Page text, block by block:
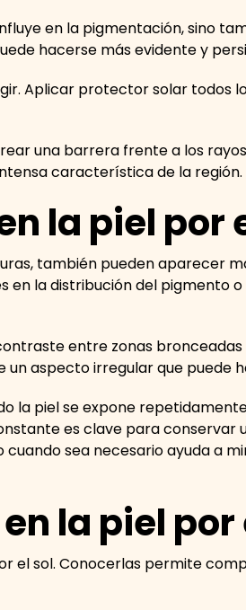
en la pigmentación, sino
hacerse más evidente y
Aplicar protector solar todos
una barrera frente a los
característica de la región.
la piel por
también pueden aparecer
en la distribución del pigmento
entre zonas
aspecto irregular que puede
la piel se expone
es clave para conservar
sea necesario ayuda a
la piel por
el sol. Conocerlas permite